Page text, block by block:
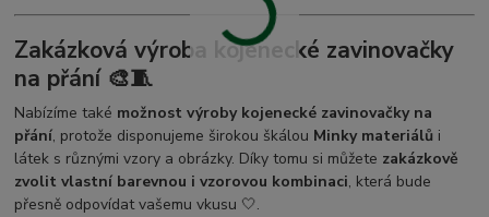
Zakázková výroba kojenecké zavinovačky
na přání 🎨🧵
Nabízíme také možnost výroby kojenecké zavinovačky na
přání, protože disponujeme širokou škálou Minky materiálů i
látek s různými vzory a obrázky. Díky tomu si můžete zakázkově
zvolit vlastní barevnou i vzorovou kombinaci, která bude
přesně odpovídat vašemu vkusu 🤍.